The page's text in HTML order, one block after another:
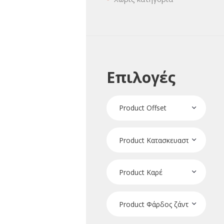
Επιλογές